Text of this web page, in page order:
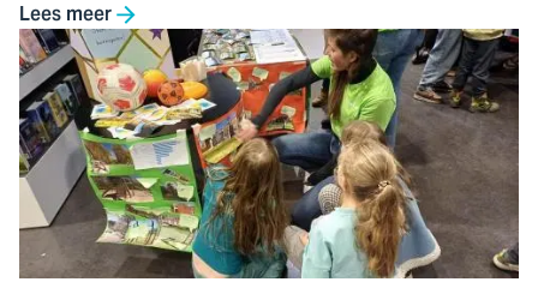
Lees meer
Ga
naar
Klokhuis
Wetenschapsprijs:
wetenschap
voor
en
door